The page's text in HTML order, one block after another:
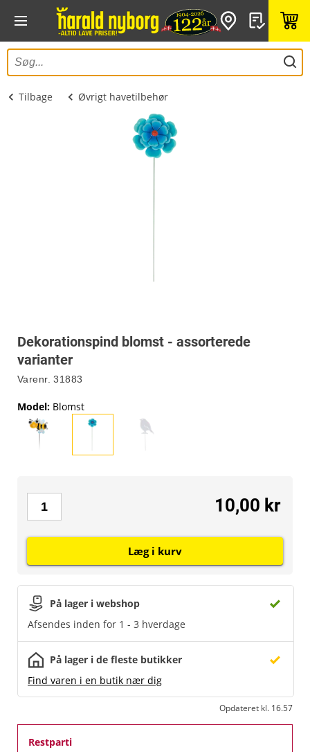
Tilbage Øvrigt havetilbehør
Dekorationspind blomst - assorterede
varianter
Varenr. 31883
Model: Blomst
På lager i webshop
Afsendes inden for 1 - 3 hverdage
På lager i de fleste butikker
Find varen i en butik nær dig
Opdateret kl. 16.57
Restparti
10,00 kr
Læg i kurv